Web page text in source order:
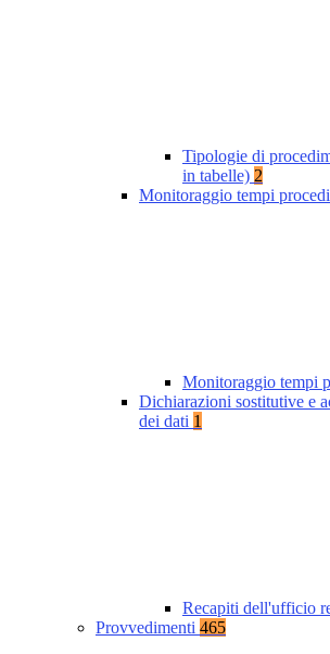
Tipologie di
in tabelle) 2
Monitoraggio tempi
Monitoraggio tempi
Dichiarazioni sostitutive e
dei dati 1
Recapiti dell'ufficio
Provvedimenti 465